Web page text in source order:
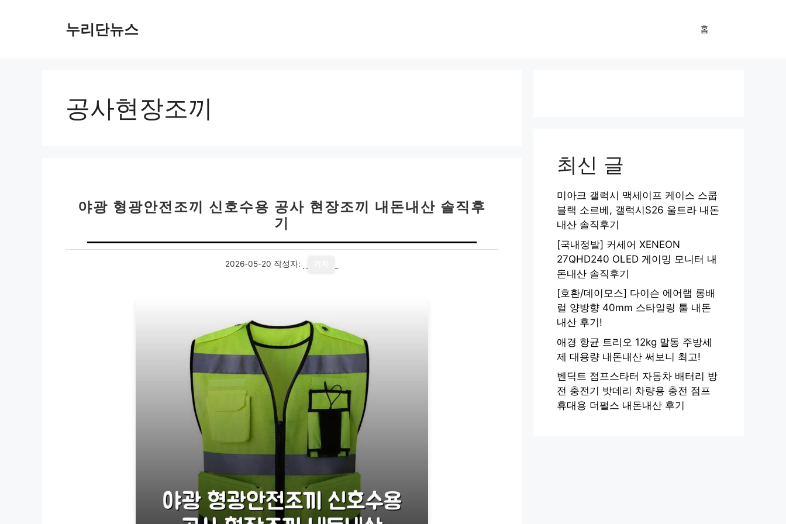
누리단뉴스 홈
공사현장조끼
야광 형광안전조끼 신호수용 공사 현장조끼 내돈내산 솔직후
기
2026-05-20 작성자:
최신 글
미아크 갤럭시 맥세이프 케이스 스쿱
블랙 소르베, 갤럭시S26 울트라 내돈
내산 솔직후기
[국내정발] 커세어 XENEON
27QHD240 OLED 게이밍 모니터 내
돈내산 솔직후기
[호환/데이모스] 다이슨 에어랩 롱배
럴 양방향 40mm 스타일링 툴 내돈
내산 후기!
애경 항균 트리오 12kg 말통 주방세
제 대용량 내돈내산 써보니 최고!
벤딕트 점프스타터 자동차 배터리 방
전 충전기 밧데리 차량용 충전 점프
휴대용 더펄스 내돈내산 후기